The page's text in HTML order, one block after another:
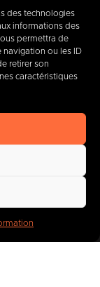
des technologies
informations des
permettra de
ou les ID
retirer son
caractéristiques